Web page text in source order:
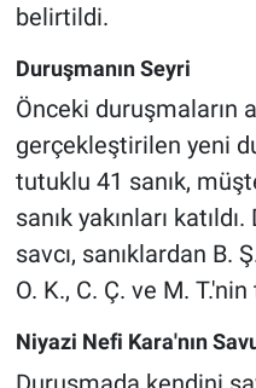
belirtildi.
Duruşmanın Seyri
Önceki duruşmaların
gerçekleştirilen yeni
tutuklu 41 sanık,
sanık yakınları
savcı, sanıklardan B.
O. K., C. Ç. ve M.
Niyazi Nefi Kara'nın